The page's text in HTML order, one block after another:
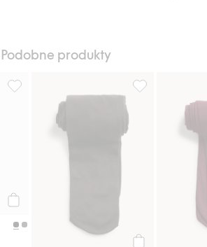
Podobne produkty
Rajstopy 3D 40 den, Dodaj do listy
Rajstopy 3D